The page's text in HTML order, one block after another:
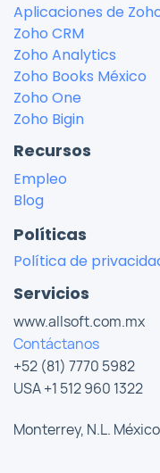
Aplicaciones de
Zoho CRM
Zoho Analytics
Zoho Books México
Zoho One
Zoho Bigin
Recursos
Empleo
Blog
Políticas
Política de
Servicios
www.allsoft.com.mx
Contáctanos
+52 (81) 7770 5982
USA +1 512 960 1322
Monterrey, N.L.